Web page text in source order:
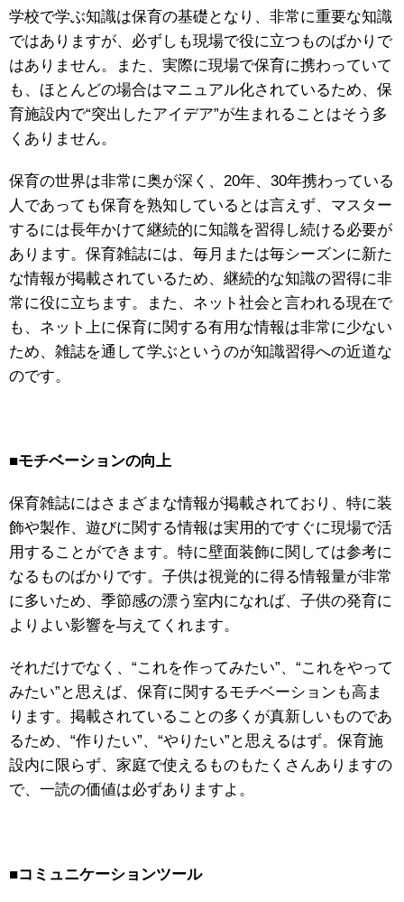
学校で学ぶ知識は保育の基礎となり、非常に重要な知識
ではありますが、必ずしも現場で役に立つものばかりで
はありません。また、実際に現場で保育に携わっていて
も、ほとんどの場合はマニュアル化されているため、保
育施設内で“突出したアイデア”が生まれることはそう多
くありません。
保育の世界は非常に奥が深く、20年、30年携わっている
人であっても保育を熟知しているとは言えず、マスター
するには長年かけて継続的に知識を習得し続ける必要が
あります。保育雑誌には、毎月または毎シーズンに新た
な情報が掲載されているため、継続的な知識の習得に非
常に役に立ちます。また、ネット社会と言われる現在で
も、ネット上に保育に関する有用な情報は非常に少ない
ため、雑誌を通して学ぶというのが知識習得への近道な
のです。
■モチベーションの向上
保育雑誌にはさまざまな情報が掲載されており、特に装
飾や製作、遊びに関する情報は実用的ですぐに現場で活
用することができます。特に壁面装飾に関しては参考に
なるものばかりです。子供は視覚的に得る情報量が非常
に多いため、季節感の漂う室内になれば、子供の発育に
よりよい影響を与えてくれます。
それだけでなく、“これを作ってみたい”、“これをやって
みたい”と思えば、保育に関するモチベーションも高ま
ります。掲載されていることの多くが真新しいものであ
るため、“作りたい”、“やりたい”と思えるはず。保育施
設内に限らず、家庭で使えるものもたくさんありますの
で、一読の価値は必ずありますよ。
■コミュニケーションツール